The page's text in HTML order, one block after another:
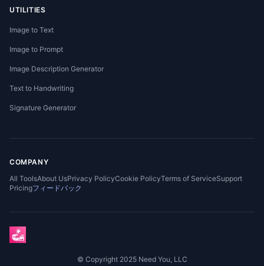
UTILITIES
Image to Text
Image to Prompt
Image Description Generator
Text to Handwriting
Signature Generator
COMPANY
All ToolsAbout UsPrivacy PolicyCookie PolicyTerms of ServiceSupport
Pricingフィードバック
© Copyright 2025 Need You, LLC